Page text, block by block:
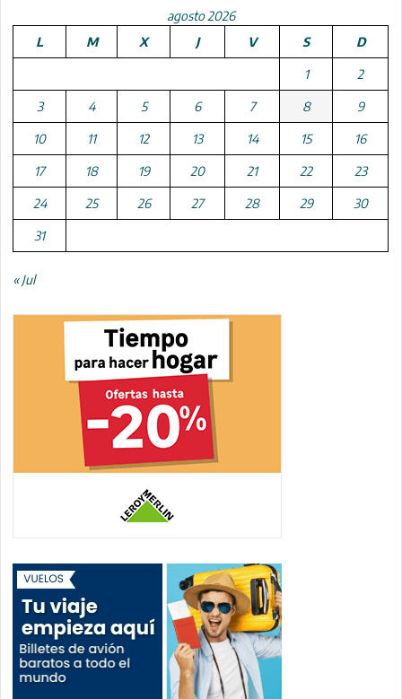
agosto 2026
L
M X J V S D
1 2
3 4 5 6 7 8 9
10 11 12 13 14 15 16
17 18 19 20 21 22 23
24 25 26 27 28 29 30
31
« Jul